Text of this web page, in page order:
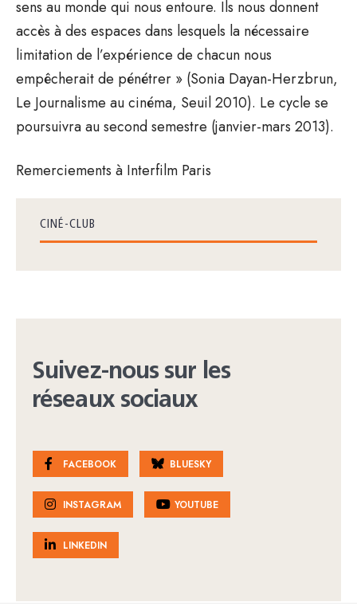
sens au monde qui nous entoure. Ils nous donnent
accès à des espaces dans lesquels la nécessaire
limitation de l’expérience de chacun nous
empêcherait de pénétrer » (Sonia Dayan-Herzbrun,
Le Journalisme au cinéma, Seuil 2010). Le cycle se
poursuivra au second semestre (janvier-mars 2013).
Remerciements à Interfilm Paris
CINÉ-CLUB
Suivez-nous sur les
réseaux sociaux
FACEBOOK BLUESKY
INSTAGRAM YOUTUBE
LINKEDIN